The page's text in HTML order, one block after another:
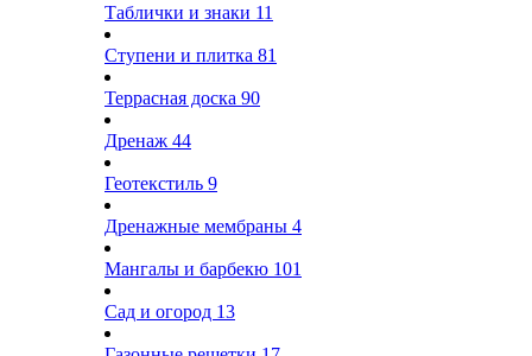
Таблички и знаки 11
Ступени и плитка 81
Террасная доска 90
Дренаж 44
Геотекстиль 9
Дренажные мембраны 4
Мангалы и барбекю 101
Сад и огород 13